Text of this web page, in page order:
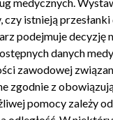
czy istnieją
podejmuje decyzję
danych
zawodowej
zgodnie z
pomocy zależy